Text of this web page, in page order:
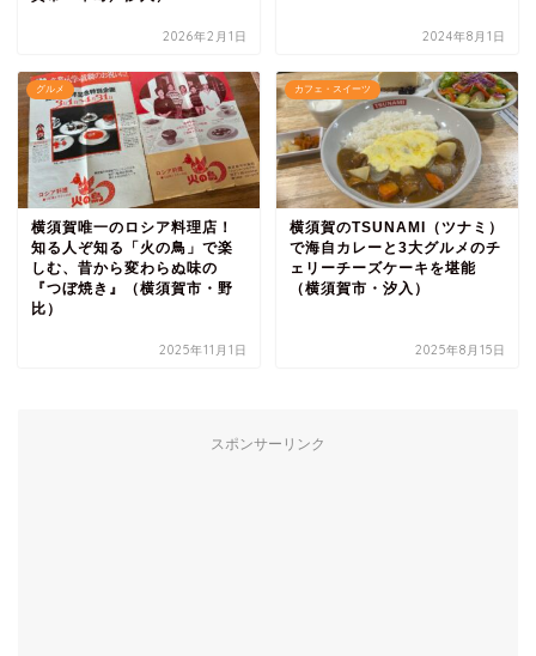
2026年2月1日 2024年8月1日
グルメ
横須賀唯一のロシア料理店！
知る人ぞ知る「火の鳥」で楽
しむ、昔から変わらぬ味の
『つぼ焼き』（横須賀市・野
比）
2025年11月1日
カフェ・スイーツ
横須賀のTSUNAMI（ツナミ）
で海自カレーと3大グルメのチ
ェリーチーズケーキを堪能
（横須賀市・汐入）
2025年8月15日
スポンサーリンク